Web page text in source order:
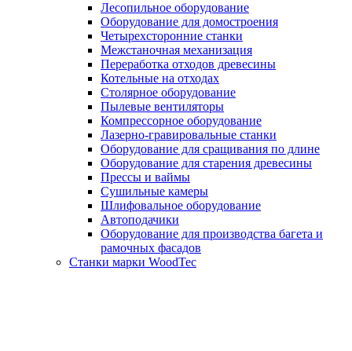
Лесопильное оборудование
Оборудование для домостроения
Четырехсторонние станки
Межстаночная механизация
Переработка отходов древесины
Котельные на отходах
Столярное оборудование
Пылевые вентиляторы
Компрессорное оборудование
Лазерно-гравировальные станки
Оборудование для сращивания по длине
Оборудование для старения древесины
Прессы и ваймы
Сушильные камеры
Шлифовальное оборудование
Автоподачики
Оборудование для производства багета и
рамочных фасадов
Станки марки WoodTec